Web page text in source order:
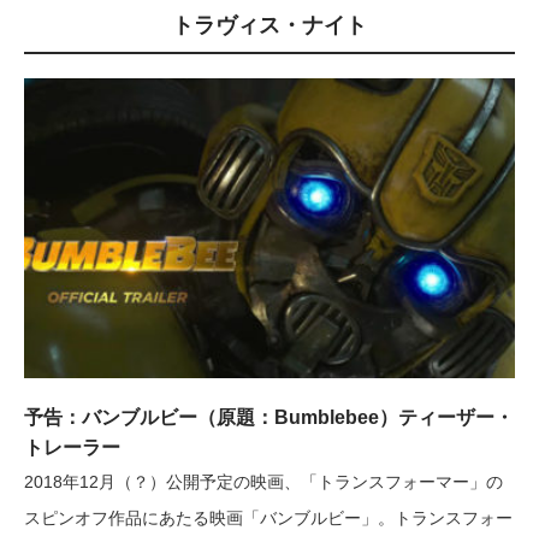
トラヴィス・ナイト
予告：バンブルビー（原題：Bumblebee）ティーザー・
トレーラー
2018年12月（？）公開予定の映画、「トランスフォーマー」の
スピンオフ作品にあたる映画「バンブルビー」。トランスフォー